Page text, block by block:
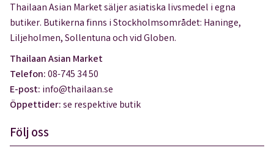
Thailaan Asian Market säljer asiatiska livsmedel i egna
butiker. Butikerna finns i Stockholmsområdet: Haninge,
Liljeholmen, Sollentuna och vid Globen.
Thailaan Asian Market
Telefon:08-745 34 50
E-post: info@thailaan.se
Öppettider:se respektive butik
Följ oss